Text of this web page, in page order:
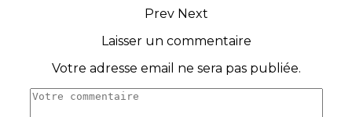
Prev Next
Laisser un commentaire
Votre adresse email ne sera pas publiée.